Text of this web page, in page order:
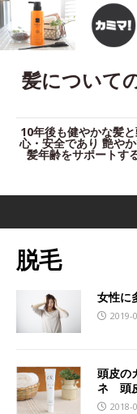
髪について
10年後も健やかな髪
心・安全であり 艶や
髪年齢をサポートす
脱毛
女性に
2019-
頭皮の
ネ 頭
2018-